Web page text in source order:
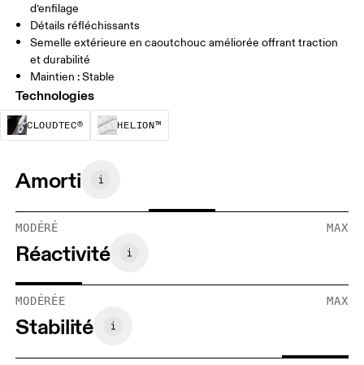
d’enfilage
Détails réfléchissants
Semelle extérieure en caoutchouc améliorée offrant traction
et durabilité
Maintien : Stable
Technologies
CLOUDTEC®
CloudTec® est un système d’amorti
HELION™
La mousse Helion™ est conçue
Amorti
MODÉRÉ MAX
Réactivité
MODÉRÉE MAX
Stabilité